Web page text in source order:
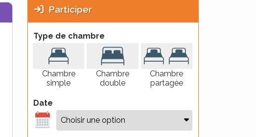
Participer
Type de chambre
Chambre
simple
Chambre
double
Chambre
partagée
Date